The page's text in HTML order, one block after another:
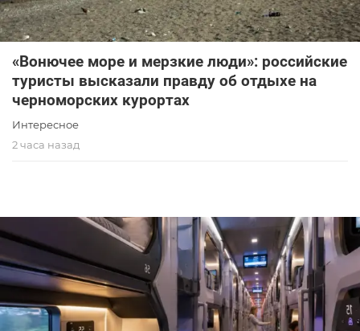
«Вонючее море и мерзкие люди»: российские
туристы высказали правду об отдыхе на
черноморских курортах
Интересное
2 часа назад